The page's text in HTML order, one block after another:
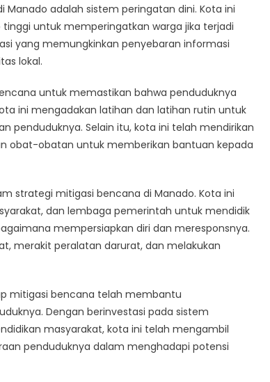
adalah sistem peringatan dini. Kota ini
untuk memperingatkan warga jika terjadi
yang memungkinkan penyebaran informasi
lokal.
untuk memastikan bahwa penduduknya
ini mengadakan latihan dan latihan rutin untuk
penduduknya. Selain itu, kota ini telah mendirikan
obat-obatan untuk memberikan bantuan kepada
strategi mitigasi bencana di Manado. Kota ini
dan lembaga pemerintah untuk mendidik
mempersiapkan diri dan meresponsnya.
merakit peralatan darurat, dan melakukan
mitigasi bencana telah membantu
Dengan berinvestasi pada sistem
masyarakat, kota ini telah mengambil
penduduknya dalam menghadapi potensi